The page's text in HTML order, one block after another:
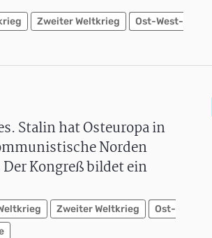
Zweiter Weltkrieg
Ost-West-
Stalin hat Osteuropa in
Norden
Kongreß bildet ein
Zweiter Weltkrieg
Ost-